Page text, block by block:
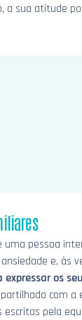
sua atitude
uma pessoa
e, às
expressar os
com a
escritas pela